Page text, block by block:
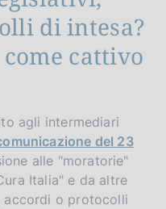
di intesa?
cattivo
agli intermediari
del 23
alle "moratorie"
Italia" e da altre
accordi o protocolli